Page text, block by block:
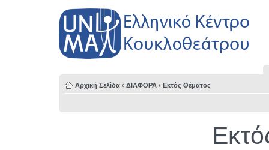
Αρχική Σελίδα ‹ ΔΙΑΦΟΡΑ ‹ Εκτός Θέματος